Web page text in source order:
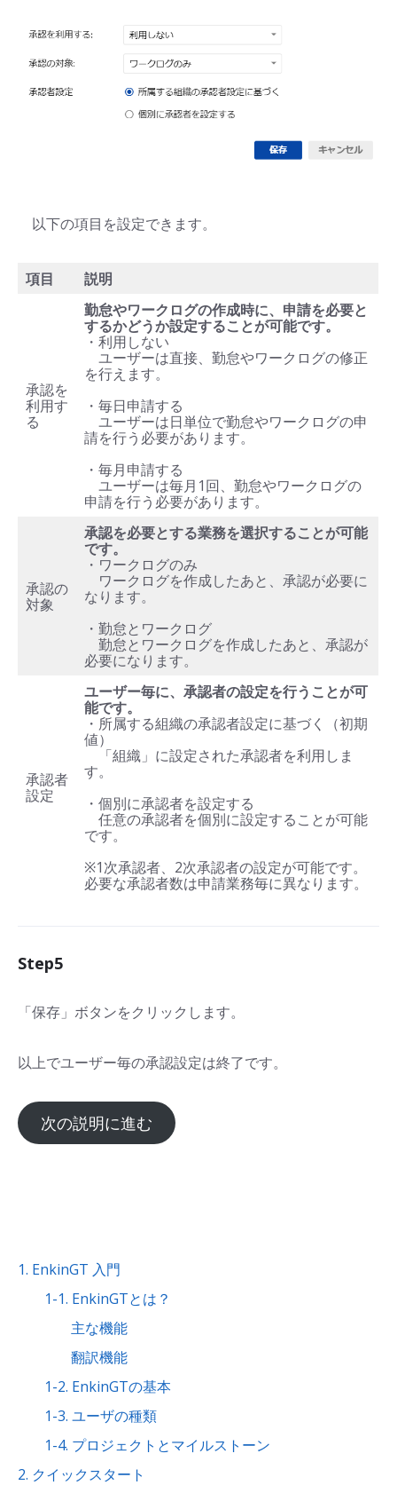
以下の項目を設定できます。
項目 説明
承認を
利用す
る
勤怠やワークログの作成時に、申請を必要と
するかどうか設定することが可能です。
・利用しない
ユーザーは直接、勤怠やワークログの修正
を行えます。
・毎日申請する
ユーザーは日単位で勤怠やワークログの申
請を行う必要があります。
・毎月申請する
ユーザーは毎月1回、勤怠やワークログの
申請を行う必要があります。
承認の
対象
承認を必要とする業務を選択することが可能
です。
・ワークログのみ
ワークログを作成したあと、承認が必要に
なります。
・勤怠とワークログ
勤怠とワークログを作成したあと、承認が
必要になります。
承認者
設定
ユーザー毎に、承認者の設定を行うことが可
能です。
・所属する組織の承認者設定に基づく（初期
値）
「組織」に設定された承認者を利用しま
す。
・個別に承認者を設定する
任意の承認者を個別に設定することが可能
です。
※1次承認者、2次承認者の設定が可能です。
必要な承認者数は申請業務毎に異なります。
Step5
「保存」ボタンをクリックします。
以上でユーザー毎の承認設定は終了です。
次の説明に進む
1. EnkinGT 入門
1-1. EnkinGTとは？
主な機能
翻訳機能
1-2. EnkinGTの基本
1-3. ユーザの種類
1-4. プロジェクトとマイルストーン
2. クイックスタート